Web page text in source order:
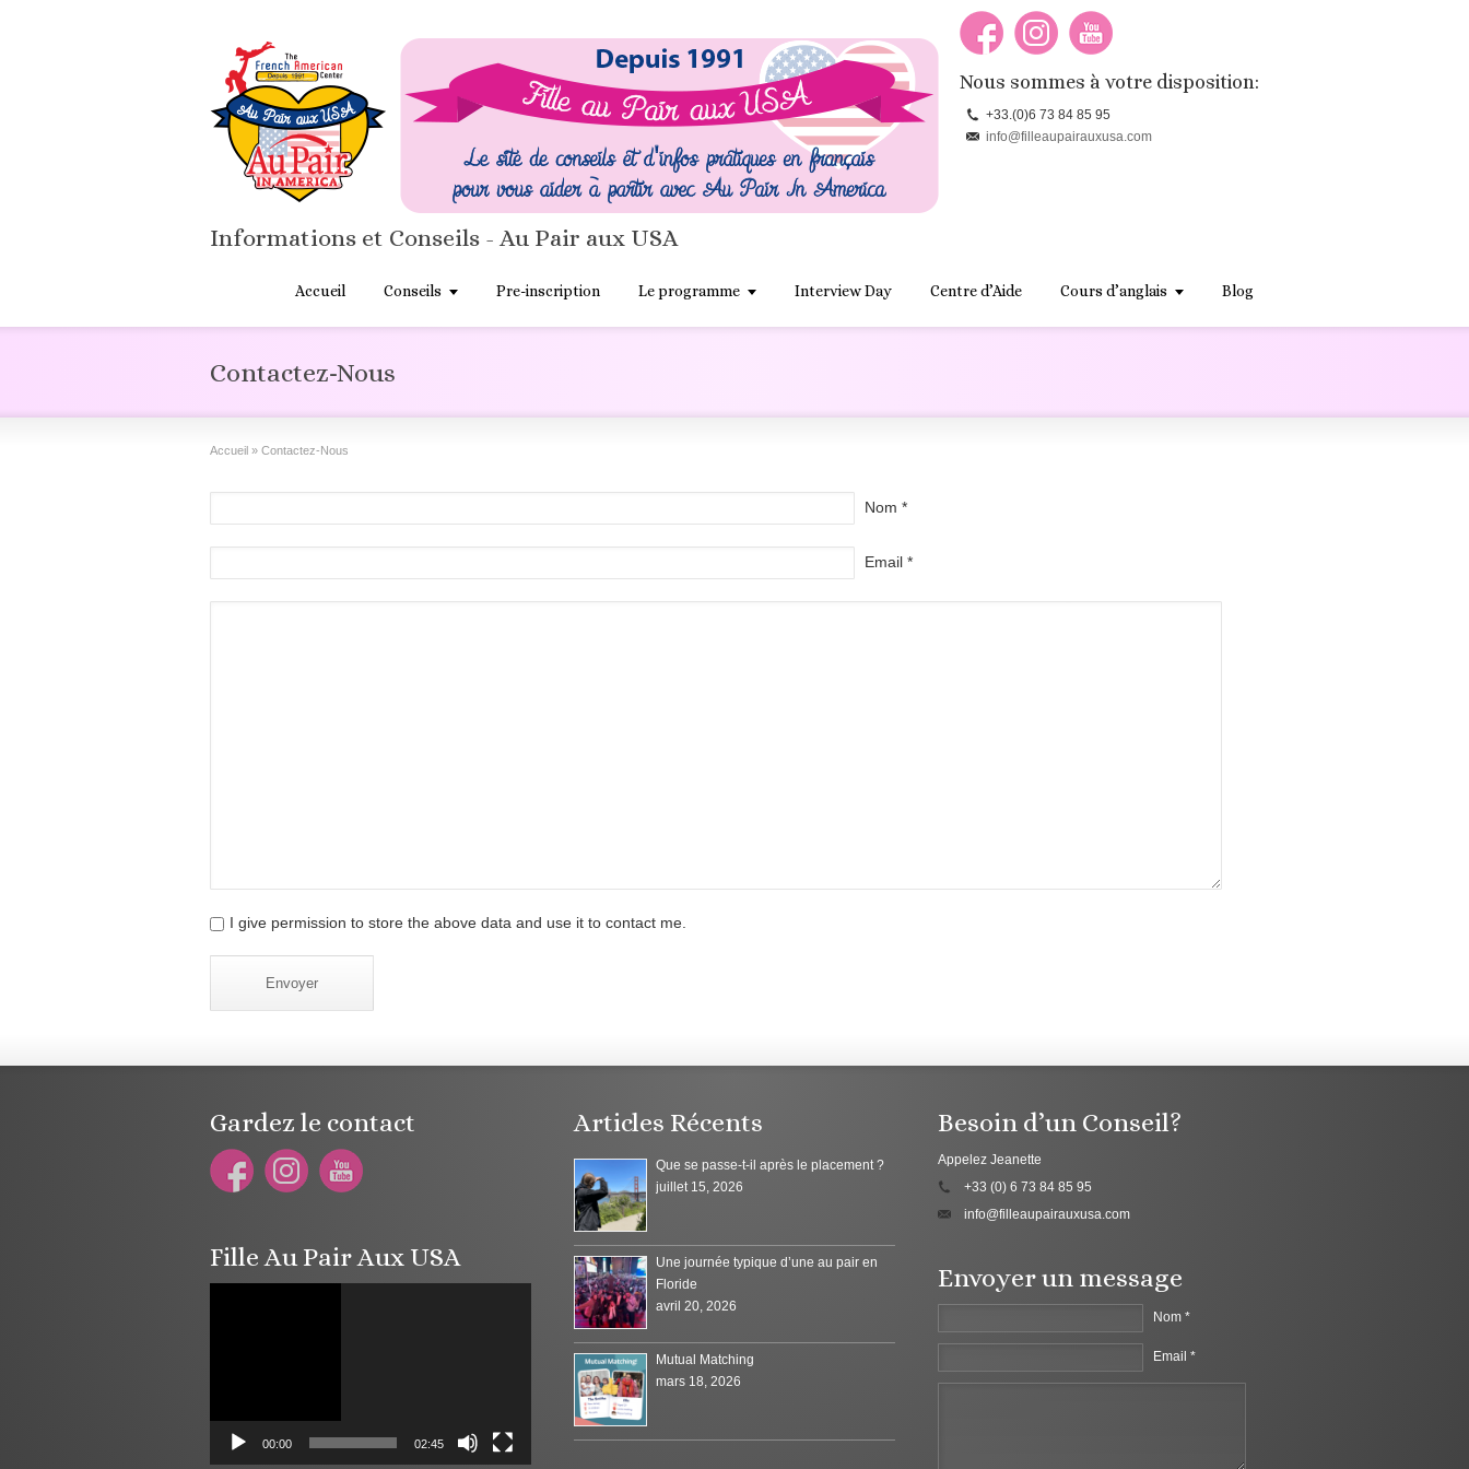
Informations et Conseils - Au Pair aux USA
Nous sommes à votre disposition:
+33.(0)6 73 84 85 95
info@filleaupairauxusa.com
Accueil Conseils Pre-inscription Le programme Interview Day Centre d’Aide Cours d’anglais Blog
Contactez-Nous
Accueil » Contactez-Nous
Nom *
Email *
I give permission to store the above data and use it to contact me.
Envoyer
Gardez le contact
Fille Au Pair Aux USA
00:00 02:45
Articles Récents
Que se passe-t-il après le placement ?
juillet 15, 2026
Une journée typique d’une au pair en
Floride
avril 20, 2026
Mutual Matching
mars 18, 2026
Besoin d’un Conseil?
Appelez Jeanette
+33 (0) 6 73 84 85 95
info@filleaupairauxusa.com
Envoyer un message
Nom *
Email *